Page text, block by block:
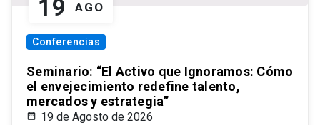
19 AGO
Conferencias
Seminario: “El Activo que Ignoramos: Cómo
el envejecimiento redefine talento,
mercados y estrategia”
19 de Agosto de 2026